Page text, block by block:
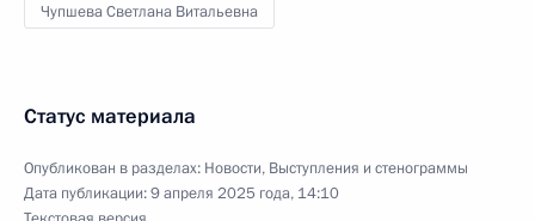
Чупшева Светлана Витальевна
Статус материала
Опубликован в разделах: Новости, Выступления и стенограммы
Дата публикации:9 апреля 2025 года, 14:10